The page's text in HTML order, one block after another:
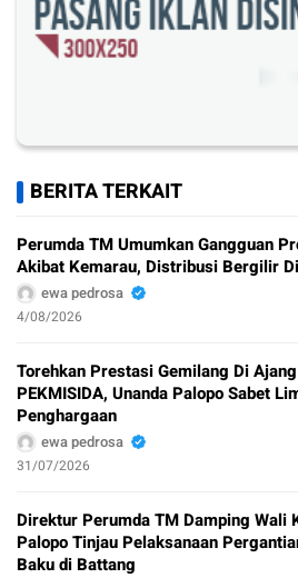
BERITA TERKAIT
Perumda TM Umumkan Gangguan
Akibat Kemarau, Distribusi Bergilir
ewa pedrosa
4/08/2026
Torehkan Prestasi Gemilang Di Ajang
PEKMISIDA, Unanda Palopo Sabet
Penghargaan
ewa pedrosa
31/07/2026
Direktur Perumda TM Damping Wali
Palopo Tinjau Pelaksanaan
Baku di Battang